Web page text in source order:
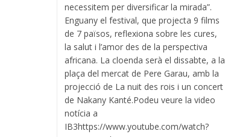
necessitem per diversificar la mirada”.
Enguany el festival, que projecta 9 films
de 7 països, reflexiona sobre les cures,
la salut i l’amor des de la perspectiva
africana. La cloenda serà el dissabte, a la
plaça del mercat de Pere Garau, amb la
projecció de La nuit des rois i un concert
de Nakany Kanté.Podeu veure la video
notícia a
IB3https://www.youtube.com/watch?